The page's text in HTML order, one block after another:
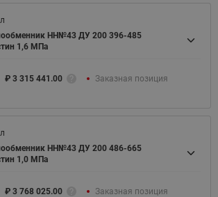
НН№43 ДУ 200 396-485
1,6 МПа
₽ 3 315 441.00 Заказная позиция
НН№43 ДУ 200 486-665
1,0 МПа
₽ 3 768 025.00 Заказная позиция